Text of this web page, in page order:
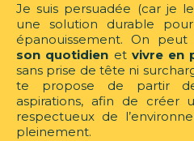
Je suis persuadée (car je
une solution durable
épanouissement. On
son quotidien et vivre en
sans prise de tête ni
te propose de partir
aspirations, afin de créer
respectueux de
pleinement.